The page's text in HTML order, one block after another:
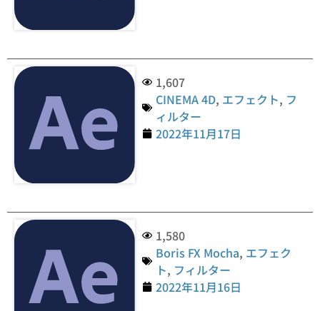
1,607
CINEMA 4D, エフェクト, フ
ィルター
2022年11月17日
1,580
Boris FX Mocha, エフェク
ト, フィルター
2022年11月16日